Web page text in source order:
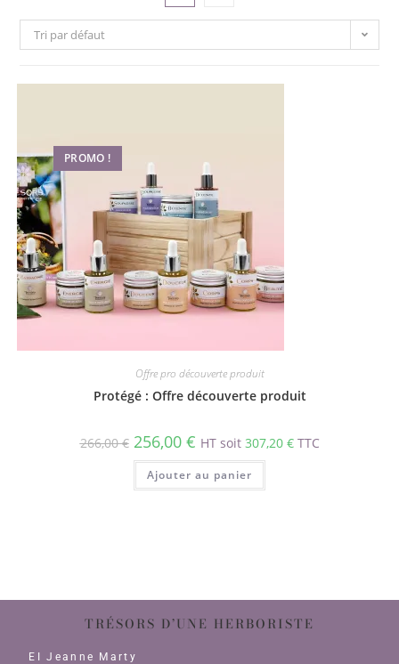
Tri par défaut
PROMO !
Offre pro découverte produit
Protégé : Offre découverte produit
266,00€ 256,00 € HT soit 307,20 €TTC
Ajouter au panier
TRÉSORS D’UNE HERBORISTE
EI Jeanne Marty